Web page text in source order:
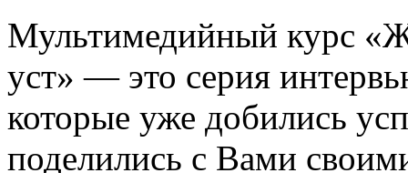
Мультимедийный курс
уст» — это серия
которые уже добились
поделились с Вами